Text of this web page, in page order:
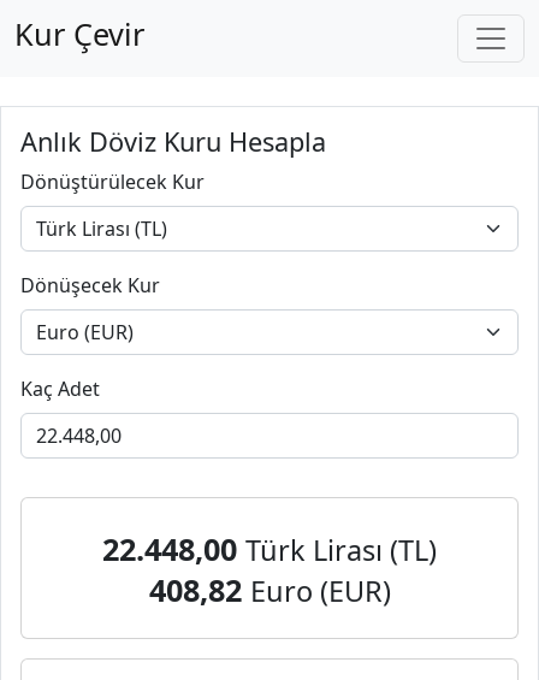
Kur Çevir
Anlık Döviz Kuru Hesapla
Dönüştürülecek Kur
Dönüşecek Kur
Kaç Adet
22.448,00 Türk Lirası (TL)
408,82 Euro (EUR)